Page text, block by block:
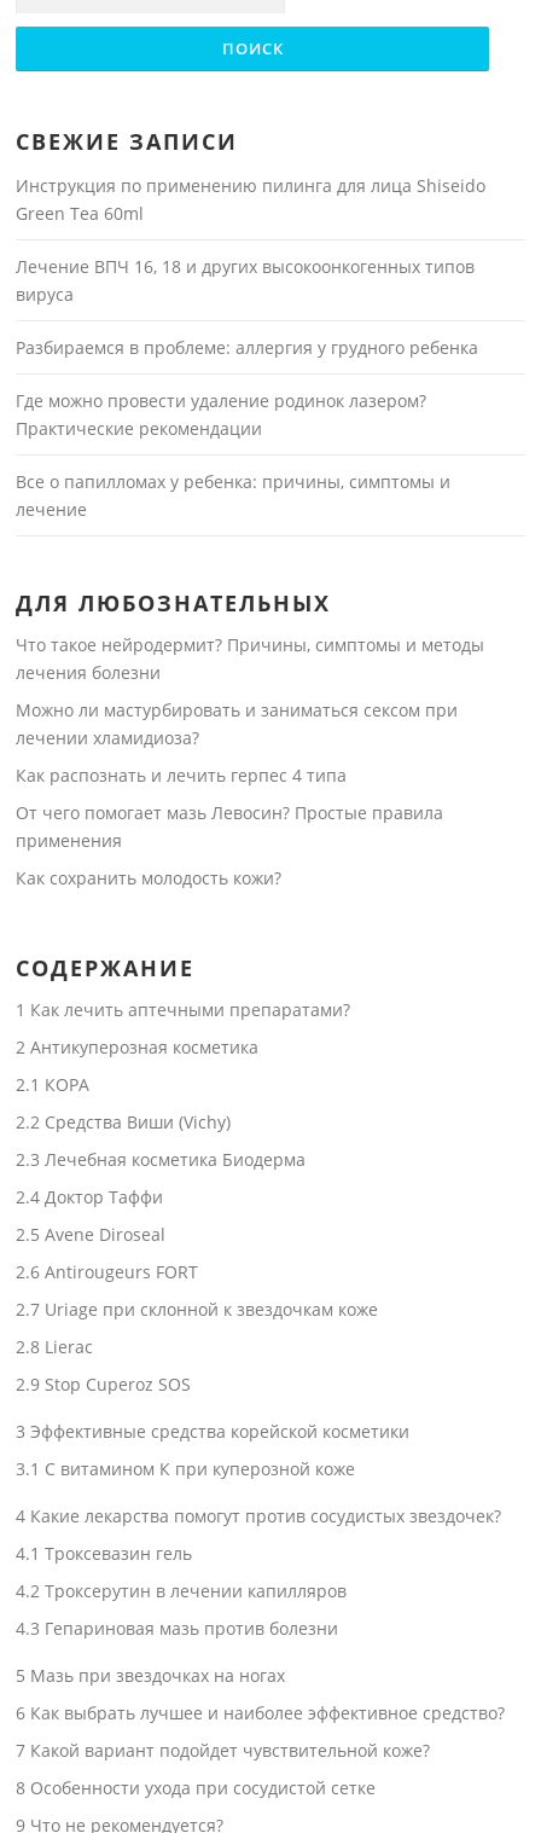
СВЕЖИЕ ЗАПИСИ
Инструкция по применению пилинга для лица Shiseido
Green Tea 60ml
Лечение ВПЧ 16, 18 и других высокоонкогенных типов
вируса
Разбираемся в проблеме: аллергия у грудного ребенка
Где можно провести удаление родинок лазером?
Практические рекомендации
Все о папилломах у ребенка: причины, симптомы и
лечение
ДЛЯ ЛЮБОЗНАТЕЛЬНЫХ
Что такое нейродермит? Причины, симптомы и методы
лечения болезни
Можно ли мастурбировать и заниматься сексом при
лечении хламидиоза?
Как распознать и лечить герпес 4 типа
От чего помогает мазь Левосин? Простые правила
применения
Как сохранить молодость кожи?
СОДЕРЖАНИЕ
1 Как лечить аптечными препаратами?
2 Антикуперозная косметика
2.1 КОРА
2.2 Средства Виши (Vichy)
2.3 Лечебная косметика Биодерма
2.4 Доктор Таффи
2.5 Avene Diroseal
2.6 Antirougeurs FORT
2.7 Uriage при склонной к звездочкам коже
2.8 Lierac
2.9 Stop Cuperoz SOS
3 Эффективные средства корейской косметики
3.1 С витамином К при куперозной коже
4 Какие лекарства помогут против сосудистых звездочек?
4.1 Троксевазин гель
4.2 Троксерутин в лечении капилляров
4.3 Гепариновая мазь против болезни
5 Мазь при звездочках на ногах
6 Как выбрать лучшее и наиболее эффективное средство?
7 Какой вариант подойдет чувствительной коже?
8 Особенности ухода при сосудистой сетке
9 Что не рекомендуется?